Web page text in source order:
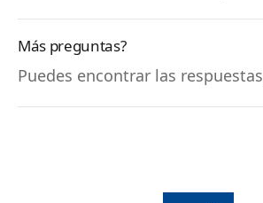
Más preguntas?
Puedes encontrar las respuestas